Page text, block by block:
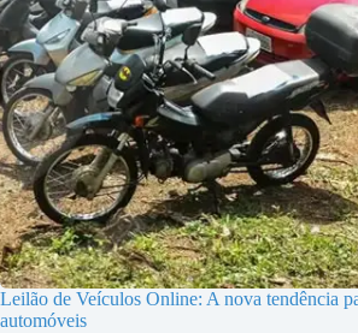
Leilão de Veículos Online: A nova tendência
automóveis